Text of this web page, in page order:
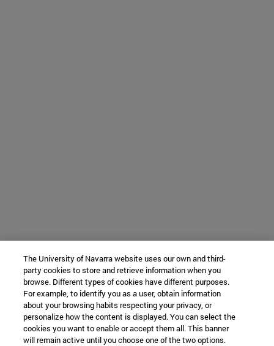
The University of Navarra website uses our own and third-
party cookies to store and retrieve information when you
browse. Different types of cookies have different purposes.
For example, to identify you as a user, obtain information
about your browsing habits respecting your privacy, or
personalize how the content is displayed. You can select the
cookies you want to enable or accept them all. This banner
will remain active until you choose one of the two options.